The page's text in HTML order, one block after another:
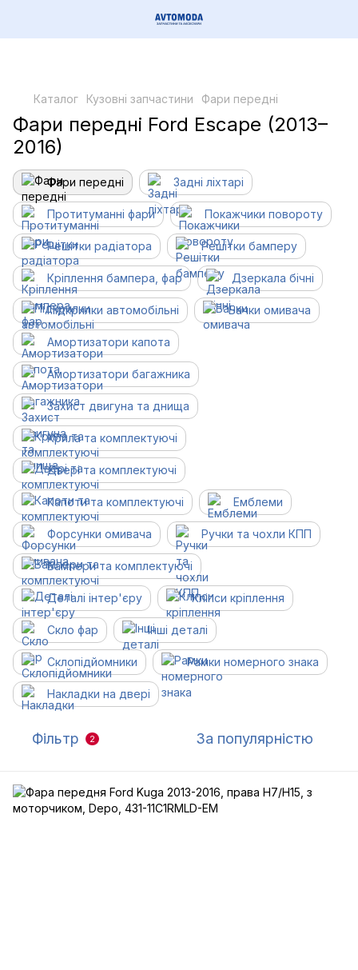
Каталог Кузовні запчастини Фари передні
Фари передні Ford Escape (2013–
2016)
Фари передні Задні ліхтарі
Протитуманні фари Покажчики повороту
Решітки радіатора Решітки бамперу
Кріплення бампера, фар Дзеркала бічні
Підкрилки автомобільні Бачки омивача
Амортизатори капота
Амортизатори багажника
Захист двигуна та днища
Крила та комплектуючі
Двері та комплектуючі
Капоти та комплектуючі Емблеми
Форсунки омивача Ручки та чохли КПП
Бампери та комплектуючі
Деталі інтер'єру Кліпси кріплення
Скло фар Інші деталі
Склопідйомники Рамки номерного знака
Накладки на двері
Фільтр 2 За популярністю